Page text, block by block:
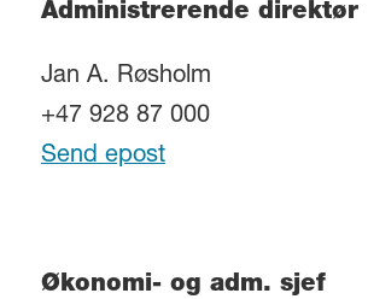
Administrerende direktør
Jan A. Røsholm
+47 928 87 000
Send epost
Økonomi- og adm. sjef